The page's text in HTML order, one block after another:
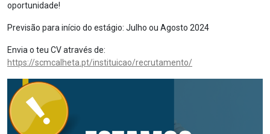
oportunidade!
Previsão para início do estágio: Julho ou Agosto 2024
Envia o teu CV através de:
https://scmcalheta.pt/instituicao/recrutamento/